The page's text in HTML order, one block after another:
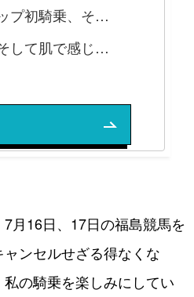
ジャパンカップ初騎乗、そして2024年に向けて【藤田菜七子 2024年1月号 連載】
海外遠征、そして肌で感じた凱旋門賞【藤田菜七子 2023年11月号 連載】
月16日、17日の福島競馬を
ンセルせざる得なくな
の騎乗を楽しみにしてい